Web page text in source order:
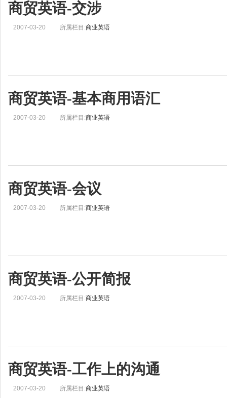
商贸英语-交涉
2007-03-20 所属栏目:商业英语
商贸英语-基本商用语汇
2007-03-20 所属栏目:商业英语
商贸英语-会议
2007-03-20 所属栏目:商业英语
商贸英语-公开简报
2007-03-20 所属栏目:商业英语
商贸英语-工作上的沟通
2007-03-20 所属栏目:商业英语